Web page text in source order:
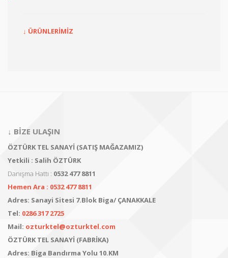
↓ ÜRÜNLERİMİZ
↓ BİZE ULAŞIN
ÖZTÜRK TEL SANAYİ (SATIŞ MAĞAZAMIZ)
Yetkili : Salih ÖZTÜRK
Danışma Hattı : 0532 477 8811
Hemen Ara : 0532 477 8811
Adres: Sanayi Sitesi 7.Blok Biga/ ÇANAKKALE
Tel: 0286 317 2725
Mail: ozturktel@ozturktel.com
ÖZTÜRK TEL SANAYİ (FABRİKA)
Adres: Biga Bandırma Yolu 10.KM